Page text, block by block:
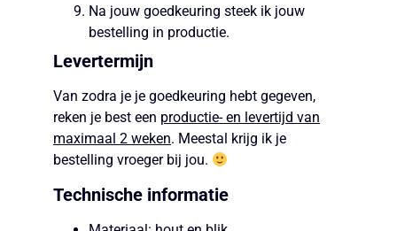
Na jouw goedkeuring steek ik jouw
bestelling in productie.
Levertermijn
Van zodra je je goedkeuring hebt gegeven,
reken je best een productie- en levertijd van
maximaal 2 weken. Meestal krijg ik je
bestelling vroeger bij jou.
Technische informatie